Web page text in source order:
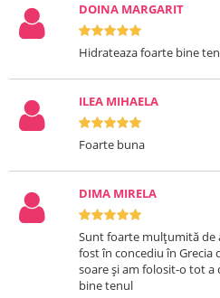
DOINA MARGARIT
Hidrateaza foarte bine
ILEA MIHAELA
Foarte buna
DIMA MIRELA
Sunt foarte mulțumită de
fost în concediu în Grecia
soare și am folosit-o tot
bine tenul